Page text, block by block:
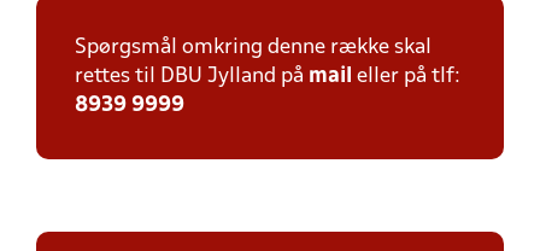
Spørgsmål omkring denne række skal
rettes til DBU Jylland på mail eller på tlf:
8939 9999